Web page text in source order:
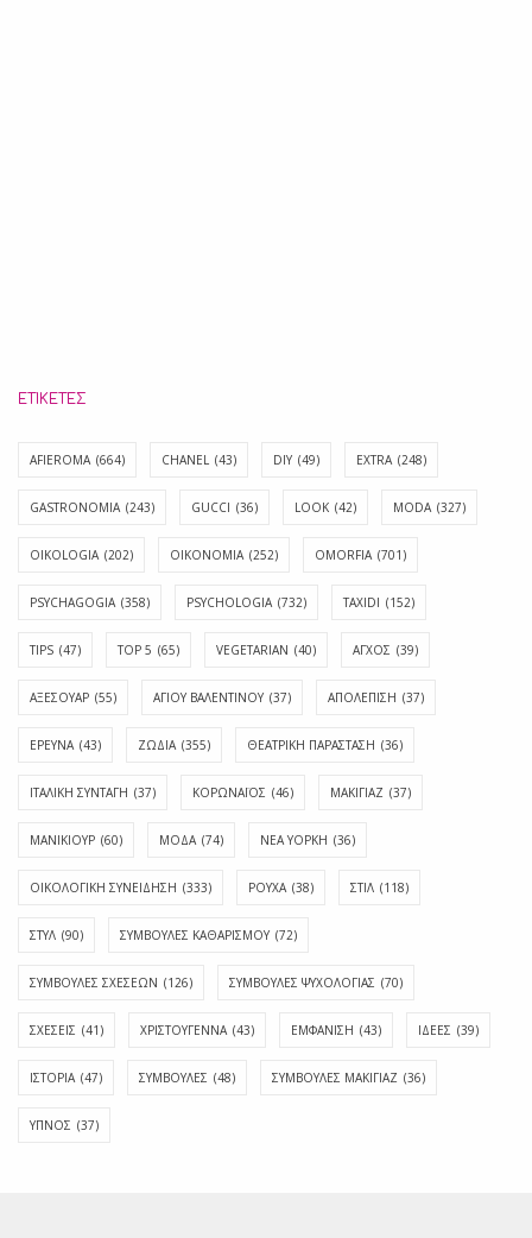
ΕΤΙΚΈΤΕΣ
AFIEROMA (664) CHANEL (43) DIY (49) EXTRA (248)
GASTRONOMIA (243) GUCCI (36) LOOK (42) MODA (327)
OIKOLOGIA (202) OIKONOMIA (252) OMORFIA (701)
PSYCHAGOGIA (358) PSYCHOLOGIA (732) TAXIDI (152)
TIPS (47) TOP 5 (65) VEGETARIAN (40) ΑΓΧΟΣ (39)
ΑΞΕΣΟΥΑΡ (55) ΑΓΊΟΥ ΒΑΛΕΝΤΊΝΟΥ (37) ΑΠΟΛΈΠΙΣΗ (37)
ΕΡΕΥΝΑ (43) ΖΩΔΙΑ (355) ΘΕΑΤΡΙΚΗ ΠΑΡΑΣΤΑΣΗ (36)
ΙΤΑΛΙΚΗ ΣΥΝΤΑΓΗ (37) ΚΟΡΩΝΑΪΟΣ (46) ΜΑΚΙΓΙΑΖ (37)
ΜΑΝΙΚΙΟΥΡ (60) ΜΟΔΑ (74) ΝΕΑ ΥΟΡΚΗ (36)
ΟΙΚΟΛΟΓΙΚΗ ΣΥΝΕΙΔΗΣΗ (333) ΡΟΥΧΑ (38) ΣΤΙΛ (118)
ΣΤΥΛ (90) ΣΥΜΒΟΥΛΕΣ ΚΑΘΑΡΙΣΜΟΥ (72)
ΣΥΜΒΟΥΛΕΣ ΣΧΕΣΕΩΝ (126) ΣΥΜΒΟΥΛΕΣ ΨΥΧΟΛΟΓΙΑΣ (70)
ΣΧΕΣΕΙΣ (41) ΧΡΙΣΤΟΥΓΕΝΝΑ (43) ΕΜΦΆΝΙΣΗ (43) ΙΔΈΕΣ (39)
ΙΣΤΟΡΊΑ (47) ΣΥΜΒΟΥΛΈΣ (48) ΣΥΜΒΟΥΛΈΣ ΜΑΚΙΓΙΆΖ (36)
ΎΠΝΟΣ (37)